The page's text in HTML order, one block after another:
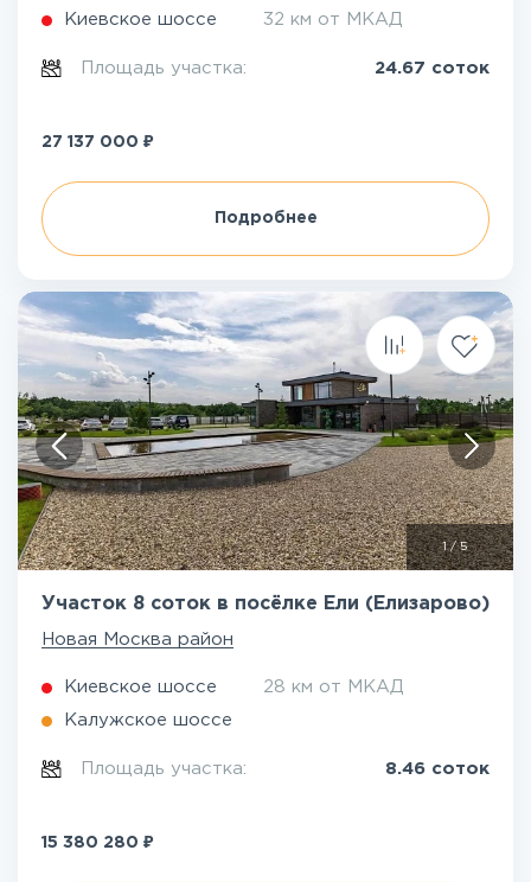
Киевское шоссе 32 км от МКАД
Площадь участка: 24.67 соток
27 137 000 ₽
Подробнее
1/5
Участок 8 соток в посёлке Ели (Елизарово)
Новая Москва район
Киевское шоссе 28 км от МКАД
Калужское шоссе
Площадь участка: 8.46 соток
15 380 280 ₽